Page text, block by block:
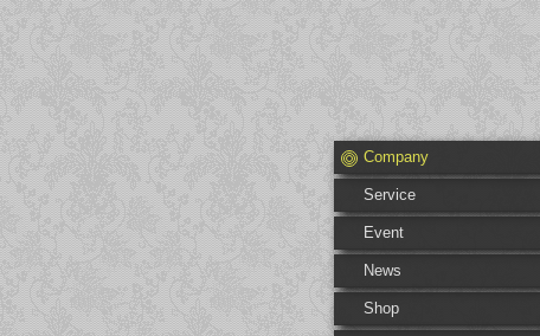
Company
Service
Event
News
Shop